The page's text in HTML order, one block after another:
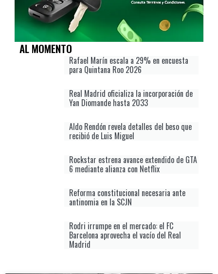
AL MOMENTO
Rafael Marín escala a 29% en encuesta
para Quintana Roo 2026
Real Madrid oficializa la incorporación de
Yan Diomande hasta 2033
Aldo Rendón revela detalles del beso que
recibió de Luis Miguel
Rockstar estrena avance extendido de GTA
6 mediante alianza con Netflix
Reforma constitucional necesaria ante
antinomia en la SCJN
Rodri irrumpe en el mercado: el FC
Barcelona aprovecha el vacío del Real
Madrid